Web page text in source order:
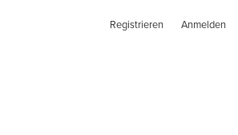
Registrieren Anmelden